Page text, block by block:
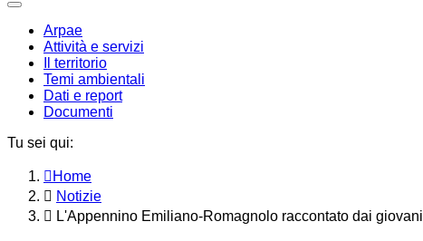
chiudi
Arpae
Attività e servizi
Il territorio
Temi ambientali
Dati e report
Documenti
Tu sei qui:
Home
Notizie
L'Appennino Emiliano-Romagnolo raccontato dai giovani